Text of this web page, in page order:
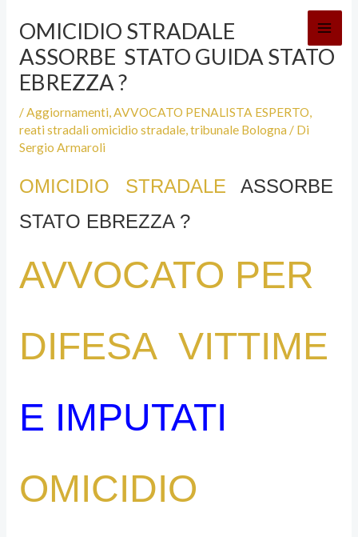
contenuto
OMICIDIO STRADALE
ASSORBE STATO GUIDA STATO
EBREZZA ?
/Aggiornamenti,AVVOCATO PENALISTA ESPERTO,
reati stradali omicidio stradale,tribunale Bologna / Di
Sergio Armaroli
OMICIDIO STRADALE ASSORBE
STATO EBREZZA ?
AVVOCATO PER
DIFESA VITTIME
E IMPUTATI
OMICIDIO